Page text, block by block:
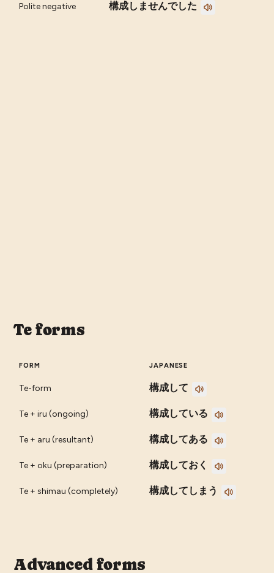
Polite negative 構成しませんでした
Te forms
FORM JAPANESE
Te-form 構成して
Te + iru (ongoing) 構成している
Te + aru (resultant) 構成してある
Te + oku (preparation) 構成しておく
Te + shimau (completely) 構成してしまう
Advanced forms